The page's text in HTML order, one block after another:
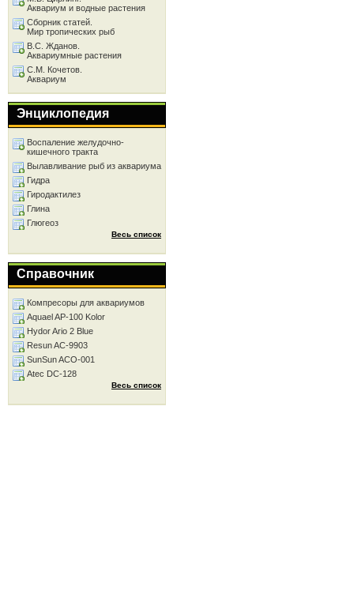
Аквариум и водные растения
Сборник статей.
Мир тропических рыб
В.С. Жданов.
Аквариумные растения
С.М. Кочетов.
Аквариум
Энциклопедия
Воспаление желудочно-
кишечного тракта
Вылавливание рыб из аквариума
Гидра
Гиродактилез
Глина
Глюгеоз
Весь список
Справочник
Компресоры для аквариумов
Aquael AP-100 Kolor
Hydor Ario 2 Blue
Resun AC-9903
SunSun ACO-001
Atec DC-128
Весь список